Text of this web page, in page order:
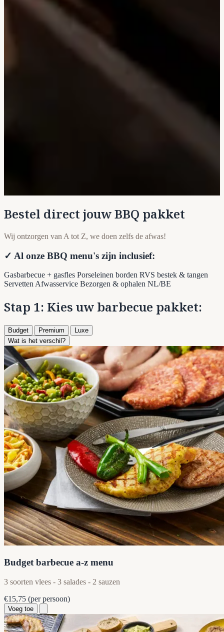
Bestel direct jouw BBQ pakket
Wij ontzorgen van A tot Z, we doen zelfs de afwas!
✓ Al onze BBQ menu's zijn inclusief:
Gasbarbecue + gasfles Porseleinen borden RVS bestek & tangen
ServettenAfwasservice Bezorgen & ophalen NL/BE
Stap 1: Kies uw barbecue pakket:
Budget Premium
Luxe
Wat is het verschil?
Budget barbecue a-z menu
3 soorten vlees - 3 salades - 2 sauzen
€15,75 (per persoon)
Voeg toe